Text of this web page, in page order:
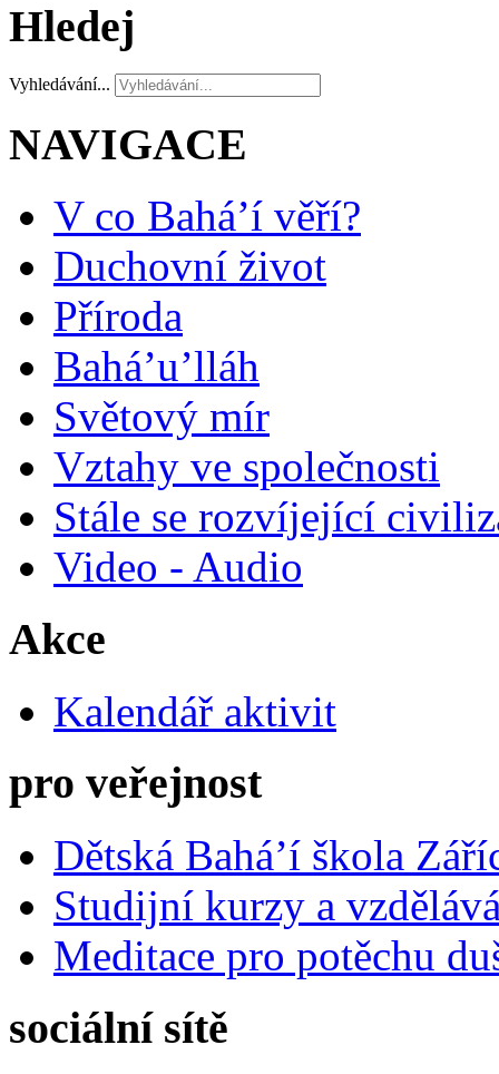
Hledej
Vyhledávání...
NAVIGACE
V co Bahá’í věří?
Duchovní život
Příroda
Bahá’u’lláh
Světový mír
Vztahy ve společnosti
Stále se rozvíjející
Video - Audio
Akce
Kalendář aktivit
pro veřejnost
Dětská Bahá’í škola
Studijní kurzy a
Meditace pro potěchu
sociální sítě